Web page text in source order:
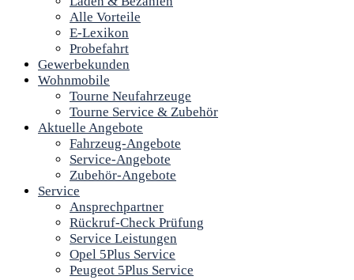
Alle Vorteile
E-Lexikon
Probefahrt
Gewerbekunden
Wohnmobile
Tourne Neufahrzeuge
Tourne Service & Zubehör
Aktuelle Angebote
Fahrzeug-Angebote
Service-Angebote
Zubehör-Angebote
Service
Ansprechpartner
Rückruf-Check Prüfung
Service Leistungen
Opel 5Plus Service
Peugeot 5Plus Service